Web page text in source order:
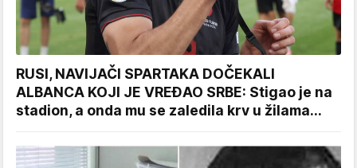
RUSI, NAVIJAČI SPARTAKA DOČEKALI
ALBANCA KOJI JE VREĐAO SRBE: Stigao je na
stadion, a onda mu se zaledila krv u žilama...